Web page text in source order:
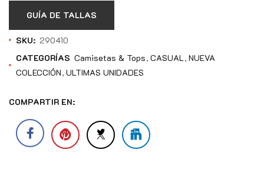
GUÍA DE TALLAS
SKU: 290410
CATEGORÍAS Camisetas & Tops CASUAL NUEVA
COLECCIÓN ULTIMAS UNIDADES
COMPARTIR EN: